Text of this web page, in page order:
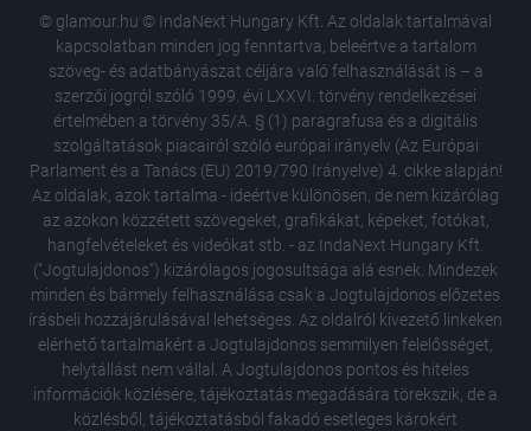
© glamour.hu © IndaNext Hungary Kft. Az oldalak tartalmával
kapcsolatban minden jog fenntartva, beleértve a tartalom
szöveg- és adatbányászat céljára való felhasználását is – a
szerzői jogról szóló 1999. évi LXXVI. törvény rendelkezései
értelmében a törvény 35/A. § (1) paragrafusa és a digitális
szolgáltatások piacairól szóló európai irányelv (Az Európai
Parlament és a Tanács (EU) 2019/790 Irányelve) 4. cikke alapján!
Az oldalak, azok tartalma - ideértve különösen, de nem kizárólag
az azokon közzétett szövegeket, grafikákat, képeket, fotókat,
hangfelvételeket és videókat stb. - az IndaNext Hungary Kft.
("Jogtulajdonos") kizárólagos jogosultsága alá esnek. Mindezek
minden és bármely felhasználása csak a Jogtulajdonos előzetes
írásbeli hozzájárulásával lehetséges. Az oldalról kivezető linkeken
elérhető tartalmakért a Jogtulajdonos semmilyen felelősséget,
helytállást nem vállal. A Jogtulajdonos pontos és hiteles
információk közlésére, tájékoztatás megadására törekszik, de a
közlésből, tájékoztatásból fakadó esetleges károkért